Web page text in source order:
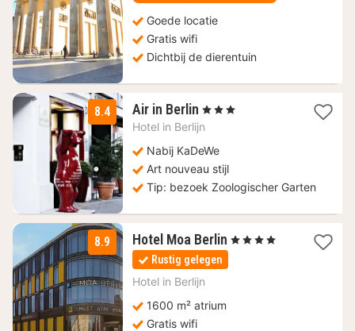
Goede locatie
Gratis wifi
Dichtbij de dierentuin
8.4 Air in Berlin 1
nacht
112,88
€
, 3 Sterren
Hotel in Berlijn
Nabij KaDeWe
Art nouveau stijl
Tip: bezoek Zoologischer Garten
8.9 Hotel Moa Berlin 2
, 4 Sterren
Rustig gelegen
Hotel in Berlijn
1600 m² atrium
Gratis wifi